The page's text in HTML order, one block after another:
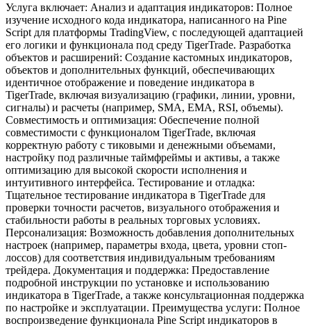
Услуга включает: Анализ и адаптация индикаторов: Полное
изучение исходного кода индикатора, написанного на Pine
Script для платформы TradingView, с последующей адаптацией
его логики и функционала под среду TigerTrade. Разработка
объектов и расширений: Создание кастомных индикаторов,
объектов и дополнительных функций, обеспечивающих
идентичное отображение и поведение индикатора в
TigerTrade, включая визуализацию (графики, линии, уровни,
сигналы) и расчеты (например, SMA, EMA, RSI, объемы).
Совместимость и оптимизация: Обеспечение полной
совместимости с функционалом TigerTrade, включая
корректную работу с тиковыми и денежными объемами,
настройку под различные таймфреймы и активы, а также
оптимизацию для высокой скорости исполнения и
интуитивного интерфейса. Тестирование и отладка:
Тщательное тестирование индикатора в TigerTrade для
проверки точности расчетов, визуального отображения и
стабильности работы в реальных торговых условиях.
Персонализация: Возможность добавления дополнительных
настроек (например, параметры входа, цвета, уровни стоп-
лоссов) для соответствия индивидуальным требованиям
трейдера. Документация и поддержка: Предоставление
подробной инструкции по установке и использованию
индикатора в TigerTrade, а также консультационная поддержка
по настройке и эксплуатации. Преимущества услуги: Полное
воспроизведение функционала Pine Script индикаторов в